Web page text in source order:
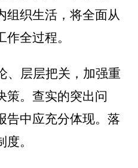
组织生活，将全面从
全过程。
、层层把关，加强重
策。查实的突出问
告中应充分体现。落
。